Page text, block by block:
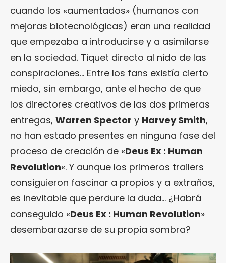
cuando los «aumentados» (humanos con
mejoras biotecnológicas) eran una realidad
que empezaba a introducirse y a asimilarse
en la sociedad. Tiquet directo al nido de las
conspiraciones… Entre los fans existía cierto
miedo, sin embargo, ante el hecho de que
los directores creativos de las dos primeras
entregas, Warren Spector y Harvey Smith,
no han estado presentes en ninguna fase del
proceso de creación de «Deus Ex : Human
Revolution«. Y aunque los primeros trailers
consiguieron fascinar a propios y a extraños,
es inevitable que perdure la duda… ¿Habrá
conseguido «Deus Ex : Human Revolution»
desembarazarse de su propia sombra?